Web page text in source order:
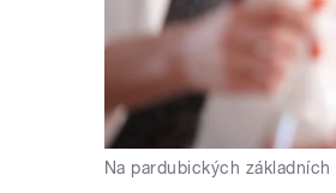
Na pardubických